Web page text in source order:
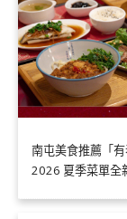
南屯美食推薦「
2026 夏季菜單全